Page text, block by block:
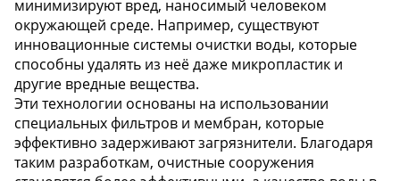
минимизируют вред, наносимый человеком
окружающей среде. Например, существуют
инновационные системы очистки воды, которые
способны удалять из неё даже микропластик и
другие вредные вещества.
Эти технологии основаны на использовании
специальных фильтров и мембран, которые
эффективно задерживают загрязнители. Благодаря
таким разработкам, очистные сооружения